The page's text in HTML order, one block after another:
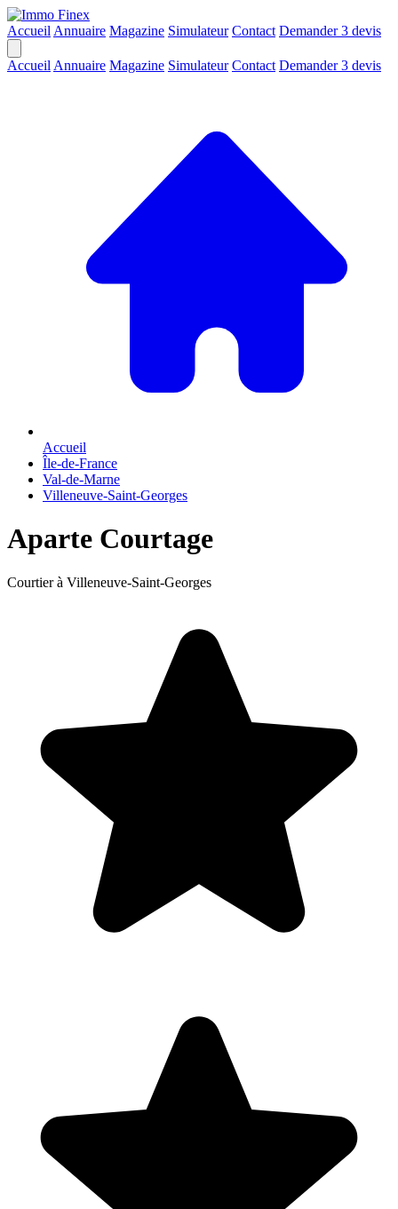
Accueil Annuaire Magazine Simulateur Contact Demander 3 devis
Accueil Annuaire Magazine Simulateur Contact Demander 3 devis
Accueil
Île-de-France
Val-de-Marne
Villeneuve-Saint-Georges
Aparte Courtage
Courtier à Villeneuve-Saint-Georges